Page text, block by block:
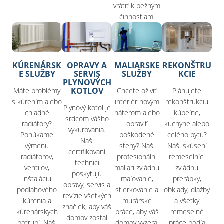
vrátiť k bežným
činnostiam.
KÚRENÁRSK
E SLUŽBY
Máte problémy
s kúrením alebo
chladné
radiátory?
Ponúkame
výmenu
radiátorov,
ventilov,
inštaláciu
podlahového
kúrenia a
kúrenárskych
OPRAVY A
SERVIS
PLYNOVÝCH
KOTLOV
Plynový kotol je
srdcom vášho
vykurovania.
Naši
certifikovaní
technici
poskytujú
opravy, servis a
revízie všetkých
značiek, aby váš
domov zostal
MALIARSKE
SLUŽBY
Chcete oživiť
interiér novým
náterom alebo
opraviť
poškodené
steny? Naši
profesionálni
maliari zvládnu
maľovanie,
stierkovanie a
murárske
práce, aby váš
REKONŠTRU
KCIE
Plánujete
rekonštrukciu
kúpeľne,
kuchyne alebo
celého bytu?
Naši skúsení
remeselníci
zvládnu
prerábky,
obklady, dlažby
a všetky
remeselné